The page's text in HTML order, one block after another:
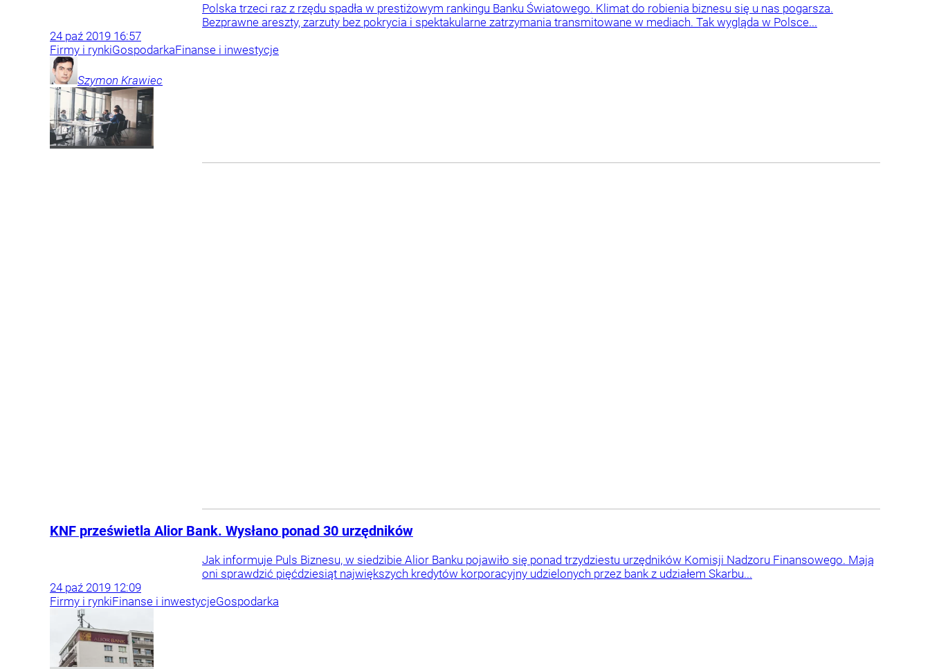
Polska trzeci raz z rzędu spadła w prestiżowym rankingu Banku Światowego. Klimat do robienia biznesu się u nas pogarsza.
Bezprawne areszty, zarzuty bez pokrycia i spektakularne zatrzymania transmitowane w mediach. Tak wygląda w Polsce...
24 paź 2019 16:57
Firmy i rynkiGospodarkaFinanse i inwestycje
Szymon Krawiec
KNF prześwietla Alior Bank. Wysłano ponad 30 urzędników
Jak informuje Puls Biznesu, w siedzibie Alior Banku pojawiło się ponad trzydziestu urzędników Komisji Nadzoru Finansowego. Mają
oni sprawdzić pięćdziesiąt największych kredytów korporacyjny udzielonych przez bank z udziałem Skarbu...
24 paź 2019 12:09
Firmy i rynkiFinanse i inwestycjeGospodarka